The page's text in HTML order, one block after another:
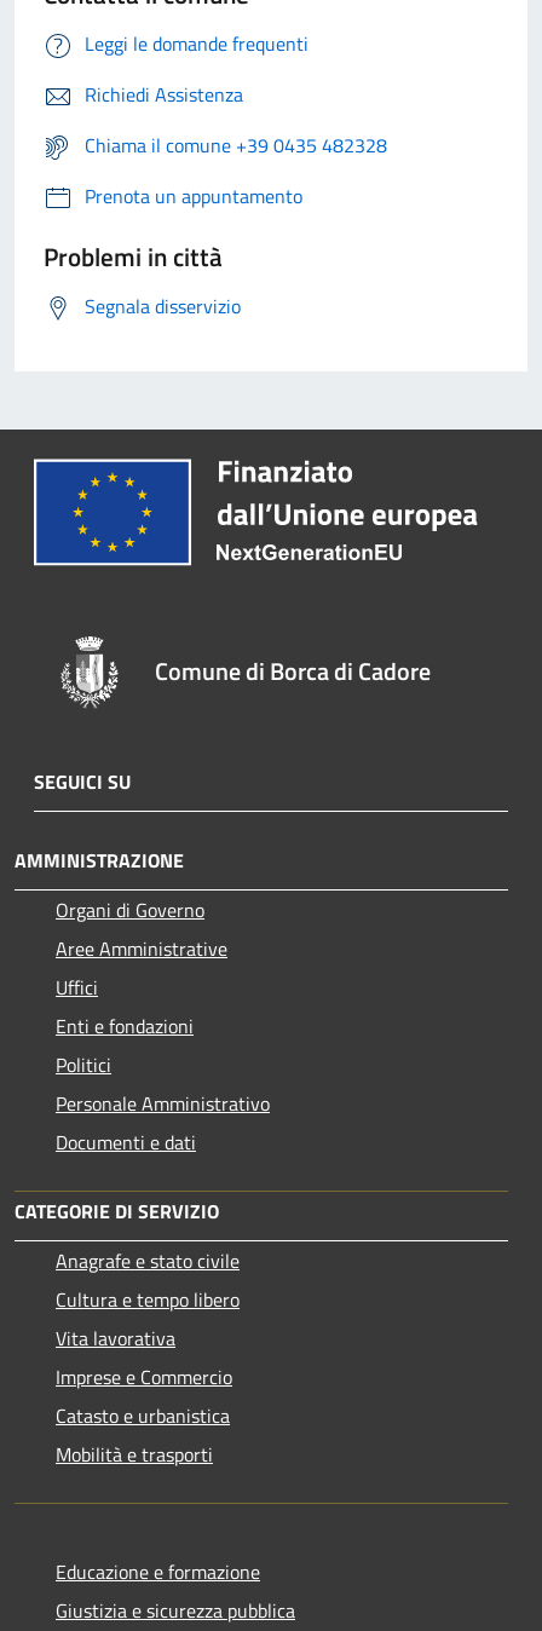
Leggi le domande frequenti
Richiedi Assistenza
Chiama il comune +39 0435 482328
Prenota un appuntamento
Problemi in città
Segnala disservizio
Comune di Borca di Cadore
SEGUICI SU
AMMINISTRAZIONE
Organi di Governo
Aree Amministrative
Uffici
Enti e fondazioni
Politici
Personale Amministrativo
Documenti e dati
CATEGORIE DI SERVIZIO
Anagrafe e stato civile
Cultura e tempo libero
Vita lavorativa
Imprese e Commercio
Catasto e urbanistica
Mobilità e trasporti
Educazione e formazione
Giustizia e sicurezza pubblica